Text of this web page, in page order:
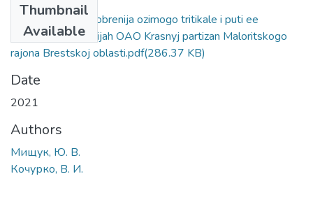
Thumbnail
Available
Analiz sistemy udobrenija ozimogo tritikale i puti ee
optimizacii v uslovijah OAO Krasnyj partizan Maloritskogo
rajona Brestskoj oblasti.pdf(286.37 KB)
Date
2021
Authors
Мищук, Ю. В.
Кочурко, В. И.